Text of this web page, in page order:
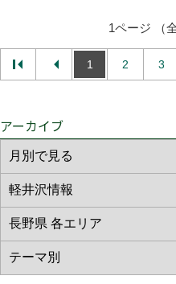
1ページ （
1 2 3
アーカイブ